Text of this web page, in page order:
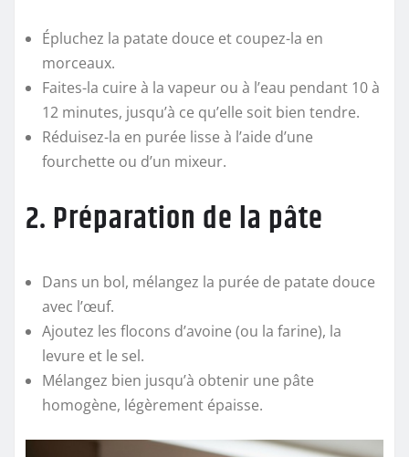
Épluchez la patate douce et coupez-la en
morceaux.
Faites-la cuire à la vapeur ou à l’eau pendant 10 à
12 minutes, jusqu’à ce qu’elle soit bien tendre.
Réduisez-la en purée lisse à l’aide d’une
fourchette ou d’un mixeur.
2. Préparation de la pâte
Dans un bol, mélangez la purée de patate douce
avec l’œuf.
Ajoutez les flocons d’avoine (ou la farine), la
levure et le sel.
Mélangez bien jusqu’à obtenir une pâte
homogène, légèrement épaisse.